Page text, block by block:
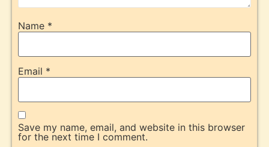
Name *
Email *
Save my name, email, and website in this browser
for the next time I comment.